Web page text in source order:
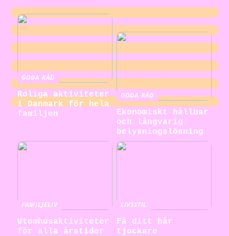
GODA RÅD
Roliga aktiviteter
i Danmark för hela
familjen
GODA RÅD
Ekonomiskt hållbar
och långvarig
belysningslösning
FAMILJELIV
Utomhusaktiviteter
för alla årstider
LIVSSTIL
Få ditt hår
tjockare